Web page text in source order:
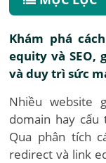
Khám phá
equity và
và duy trì sức
Nhiều website
domain hay cấu
Qua phân tích
redirect và link